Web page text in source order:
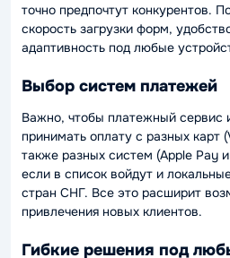
точно предпочтут конкурентов.
скорость загрузки форм,
адаптивность под любые
Выбор систем платежей
Важно, чтобы платежный сервис
принимать оплату с разных карт
также разных систем (Apple Pay
если в список войдут и
стран СНГ. Все это расширит
привлечения новых клиентов.
Гибкие решения под